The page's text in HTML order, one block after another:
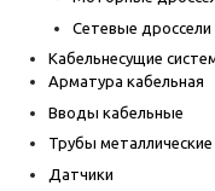
Сетевые дроссели
Кабельнесущие
Арматура кабельная
Вводы кабельные
Трубы металлические
Датчики